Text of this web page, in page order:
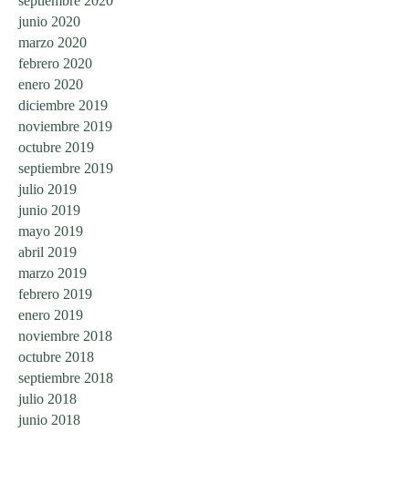
junio 2020
marzo 2020
febrero 2020
enero 2020
diciembre 2019
noviembre 2019
octubre 2019
septiembre 2019
julio 2019
junio 2019
mayo 2019
abril 2019
marzo 2019
febrero 2019
enero 2019
noviembre 2018
octubre 2018
septiembre 2018
julio 2018
junio 2018